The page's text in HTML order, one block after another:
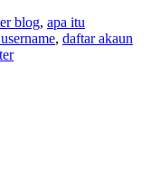
blog, apa itu
, daftar akaun